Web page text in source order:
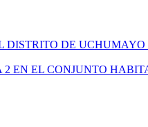
DISTRITO DE
EN EL CONJUNTO